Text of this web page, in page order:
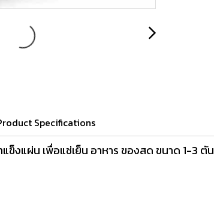
Specifications
ข็งแผ่น เพื่อแช่เย็น อาหาร ของสด ขนาด 1-3 ตัน